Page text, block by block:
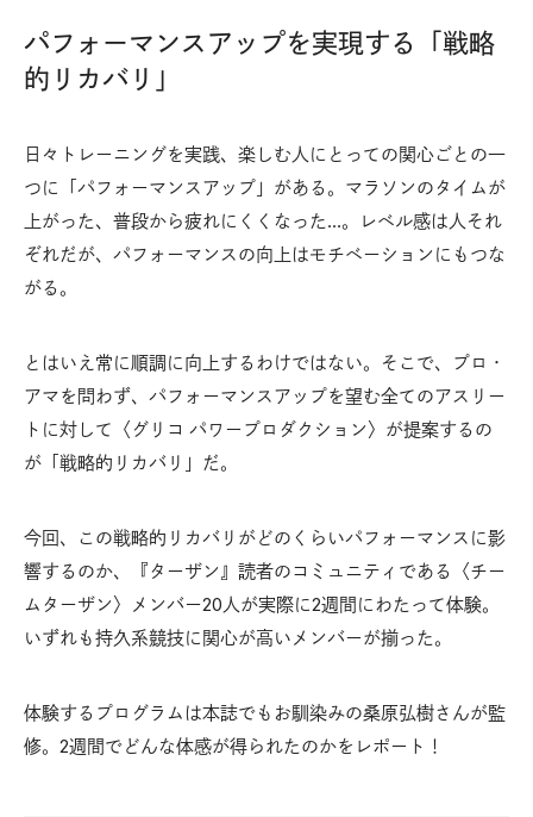
パフォーマンスアップを実現する「戦略
的リカバリ」
日々トレーニングを実践、楽しむ人にとっての関心ごとの一
つに「パフォーマンスアップ」がある。マラソンのタイムが
上がった、普段から疲れにくくなった…。レベル感は人それ
ぞれだが、パフォーマンスの向上はモチベーションにもつな
がる。
とはいえ常に順調に向上するわけではない。そこで、プロ・
アマを問わず、パフォーマンスアップを望む全てのアスリー
トに対して〈グリコ パワープロダクション〉が提案するの
が「戦略的リカバリ」だ。
今回、この戦略的リカバリがどのくらいパフォーマンスに影
響するのか、『ターザン』読者のコミュニティである〈チー
ムターザン〉メンバー20人が実際に2週間にわたって体験。
いずれも持久系競技に関心が高いメンバーが揃った。
体験するプログラムは本誌でもお馴染みの桑原弘樹さんが監
修。2週間でどんな体感が得られたのかをレポート！